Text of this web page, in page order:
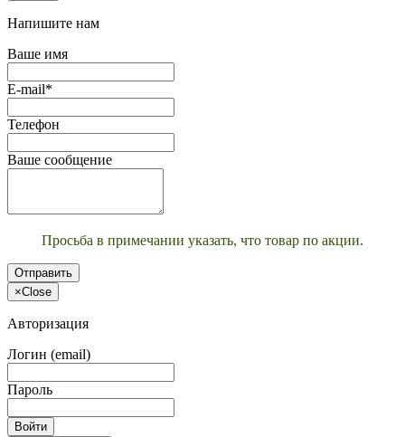
Напишите нам
Ваше имя
E-mail*
Телефон
Ваше сообщение
Просьба в примечании указать, что товар по акции.
Отправить
×Close
Авторизация
Логин (email)
Пароль
Войти